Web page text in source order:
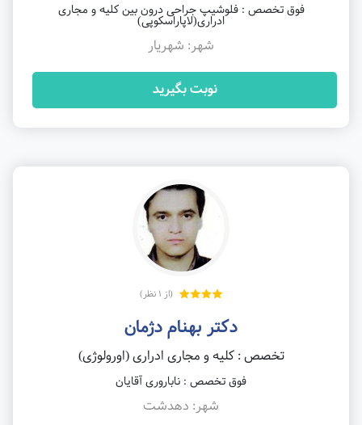
فوق تخصص : فلوشیپ جراحی درون بین کلیه و مجاری
ادراری(لاپاراسکوپی)
شهر: شهریار
نوبت بگیرید
(از 1 نظر)
دکتر بهنام دژمان
تخصص : کلیه و مجاری ادراری (اورولوژی)
فوق تخصص : ناباروری آقایان
شهر: دهدشت